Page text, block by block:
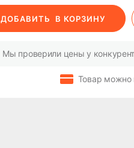
ДОБАВИТЬ В КОРЗИНУ
Мы проверили цены у
Товар можно